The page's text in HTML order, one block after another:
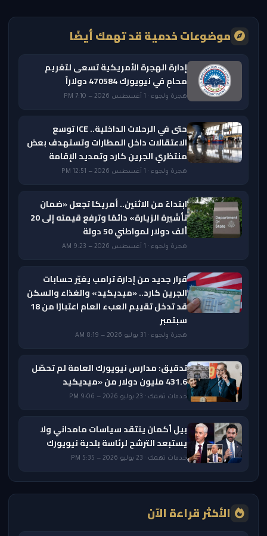
موضوعات خدمية قد تهمك أيضًا
إدارة الهجرة الأمريكية تسعى لتغريم
محامٍ في نيويورك 470584 دولاراً
هجرة ولجوء · 1 أغسطس 2026 — 7:10 PM
حتى في الرحلات الداخلية.. ICE توسع
الاعتقالات داخل المطارات وتستهدف بعض
منتظري الجرين كارد وتمديد الإقامة
هجرة ولجوء · 1 أغسطس 2026 — 12:51 PM
ابتداءً من الاثنين.. أمريكا تجعل «ضمان
تأشيرة الزيارة» دائمًا وترفع قيمته إلى 20
ألف دولار لمواطني 50 دولة
هجرة ولجوء · 1 أغسطس 2026 — 9:23 AM
قرار جديد من إدارة ترامب يغيّر حسابات
الجرين كارد.. «ميديكيد» والغذاء والسكن
قد تدخل تقييم العبء العام اعتبارًا من 18
سبتمبر
هجرة ولجوء · 31 يوليو 2026 — 8:19 AM
تدقيق: مدارس نيويورك العامة لم تحصّل
431.6 مليون دولار من «ميديكيد
خدمات تهمك · 23 يوليو 2026 — 9:06 PM
بيل أكمان ينتقد سياسات مامداني ولا
يستبعد الترشح لرئاسة بلدية نيويورك
خدمات تهمك · 23 يوليو 2026 — 5:35 PM
الأكثر قراءة الآن